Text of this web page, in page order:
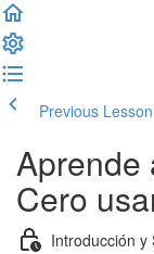
Previous Lesson
Aprende
Cero
Introducción y